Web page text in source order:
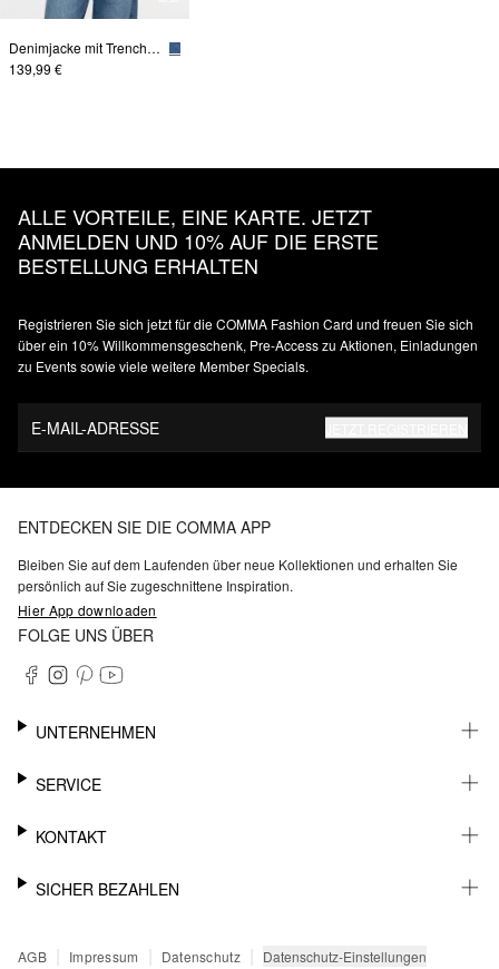
Denimjacke mit Trench-Details
139,99 €
ALLE VORTEILE, EINE KARTE. JETZT
ANMELDEN UND 10% AUF DIE ERSTE
BESTELLUNG ERHALTEN
Registrieren Sie sich jetzt für die COMMA Fashion Card und freuen Sie sich
über ein 10% Willkommensgeschenk, Pre-Access zu Aktionen, Einladungen
zu Events sowie viele weitere Member Specials.
E-MAIL-ADRESSE
ENTDECKEN SIE DIE COMMA APP
Bleiben Sie auf dem Laufenden über neue Kollektionen und erhalten Sie
persönlich auf Sie zugeschnittene Inspiration.
Hier App downloaden
FOLGE UNS ÜBER
UNTERNEHMEN
KARRIERE
BARRIEREFREIHEIT
SERVICE
WHATSAPP
MEIN KONTO
SENDUNGSVERFOLGUNG
KONTAKT
SUPPORT
SICHER BEZAHLEN
PAYPAL
AGB | Impressum | Datenschutz | Datenschutz-Einstellungen